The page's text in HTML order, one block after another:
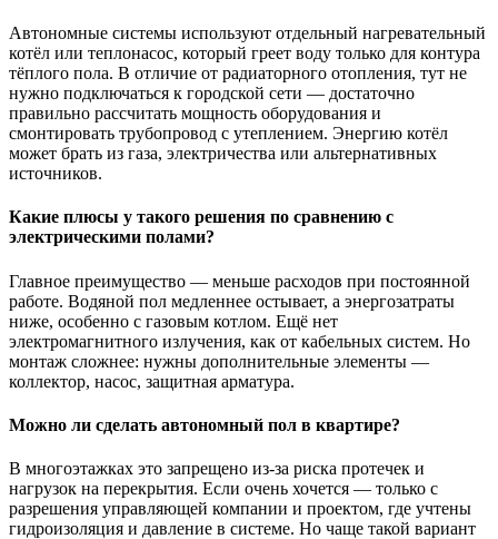
Автономные системы используют отдельный нагревательный
котёл или теплонасос, который греет воду только для контура
тёплого пола. В отличие от радиаторного отопления, тут не
нужно подключаться к городской сети — достаточно
правильно рассчитать мощность оборудования и
смонтировать трубопровод с утеплением. Энергию котёл
может брать из газа, электричества или альтернативных
источников.
Какие плюсы у такого решения по сравнению с
электрическими полами?
Главное преимущество — меньше расходов при постоянной
работе. Водяной пол медленнее остывает, а энергозатраты
ниже, особенно с газовым котлом. Ещё нет
электромагнитного излучения, как от кабельных систем. Но
монтаж сложнее: нужны дополнительные элементы —
коллектор, насос, защитная арматура.
Можно ли сделать автономный пол в квартире?
В многоэтажках это запрещено из-за риска протечек и
нагрузок на перекрытия. Если очень хочется — только с
разрешения управляющей компании и проектом, где учтены
гидроизоляция и давление в системе. Но чаще такой вариант